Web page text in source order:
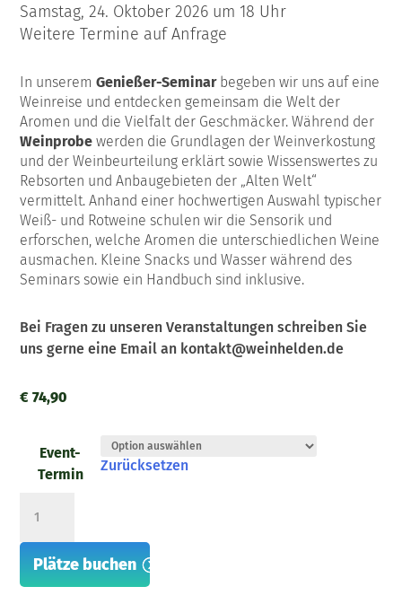
Samstag, 24. Oktober 2026 um 18 Uhr
Weitere Termine auf Anfrage
In unseremGenießer-Seminarbegeben wir uns auf eine
Weinreise und entdecken gemeinsam die Welt der
Aromen und die Vielfalt der Geschmäcker. Während der
Weinprobe werden die Grundlagen der Weinverkostung
und der Weinbeurteilung erklärt sowie Wissenswertes zu
Rebsorten und Anbaugebieten der „Alten Welt“
vermittelt. Anhand einer hochwertigen Auswahl typischer
Weiß- und Rotweine schulen wir die Sensorik und
erforschen, welche Aromen die unterschiedlichen Weine
ausmachen. Kleine Snacks und Wasser während des
Seminars sowie ein Handbuch sind inklusive.
Bei Fragen zu unseren Veranstaltungen schreiben Sie
uns gerne eine Email an kontakt@weinhelden.de
€ 74,90
Event-
Termin
Zurücksetzen
Seminar
Menge
Plätze buchen